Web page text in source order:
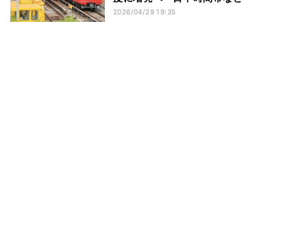
2026/04/29 19:35